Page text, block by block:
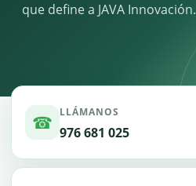
que define a JAVA Innovación.
☎ LLÁMANOS
976 681 025